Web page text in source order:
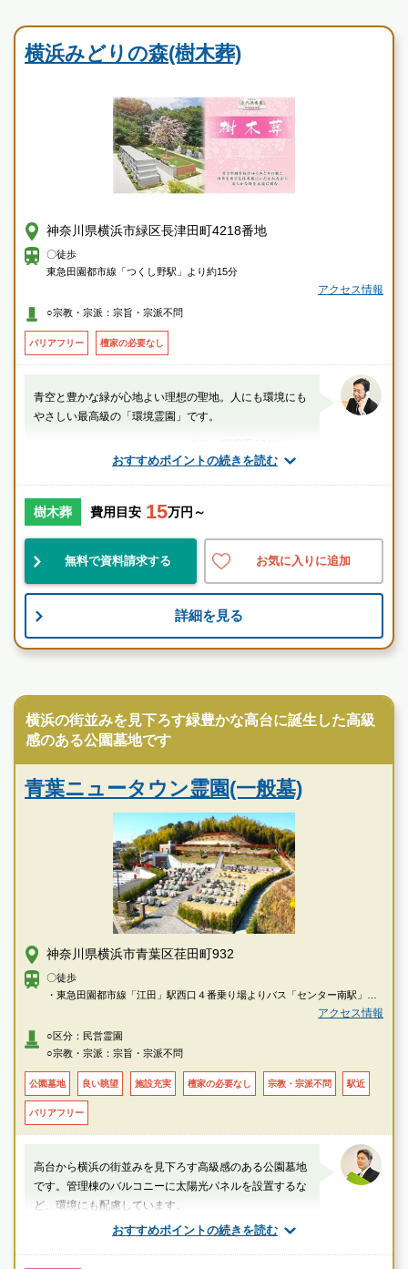
常専寺 橘墓苑の特徴
横浜みどりの森(樹木葬)
神奈川県横浜市緑区長津田町4218番地
〇徒歩
東急田園都市線「つくし野駅」より約15分
アクセス情報
○宗教・宗派：宗旨・宗派不問
バリアフリー 檀家の必要なし
おすすめポイントの続きを読む
青空と豊かな緑が心地よい理想の聖地。人にも環境にも
やさしい最高級の「環境霊園」です。
神奈川県 横浜市緑区 つくし野駅
人気
す
樹木葬 費用目安 15万円～
無料で資料請求する お気に入りに追加
詳細を見る
横浜の街並みを見下ろす緑豊かな高台に誕生した高級
感のある公園墓地です
青葉ニュータウン霊園(一般墓)
神奈川県横浜市青葉区荏田町932
〇徒歩
・東急田園都市線「江田」駅西口４番乗り場よりバス「センター南駅」行
・横浜市営地下鉄ブルーライン「センター南」駅東口２番乗り場よりバス
「中山駅前」行乗車、「折田公園前」下車徒歩３分
〇車
・東名高速道路「横浜青葉」I.Cより約11分
・第３京浜道路「都筑」I.Cより約15分
アクセス情報
○区分：民営霊園
○宗教・宗派：宗旨・宗派不問
公園墓地 良い眺望 施設充実 檀家の必要なし 宗教・宗派不問 駅近
バリアフリー
おすすめポイントの続きを読む
高台から横浜の街並みを見下ろす高級感のある公園墓地
です。管理棟のバルコニーに太陽光パネルを設置するな
ど、環境にも配慮しています。
厚生労働省認定 葬祭ディレクター技能審査
1級葬祭ディレクター 田中（業界歴15年）